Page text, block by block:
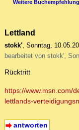
Weitere
Lettland
stokk', Sonntag,
bearbeitet von stokk',
Rücktritt
https://www.msn.com/
lettlands-
antworten